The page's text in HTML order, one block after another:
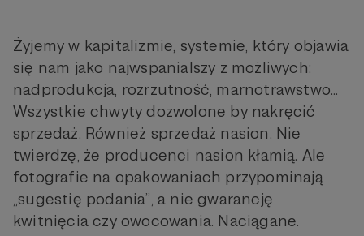
Żyjemy w kapitalizmie, systemie, który objawia
się nam jako najwspanialszy z możliwych:
nadprodukcja, rozrzutność, marnotrawstwo...
Wszystkie chwyty dozwolone by nakręcić
sprzedaż. Również sprzedaż nasion. Nie
twierdzę, że producenci nasion kłamią. Ale
fotografie na opakowaniach przypominają
„sugestię podania”, a nie gwarancję
kwitnięcia czy owocowania. Naciągane.